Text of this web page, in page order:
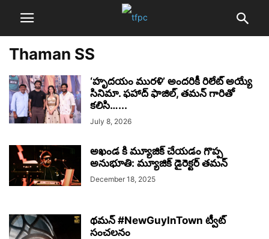
Thaman SS
‘హృదయం మురళి’ అందరికీ రిలేట్ అయ్యే
సినిమా. ఫహాద్ ఫాజిల్, తమన్ గారితో
కలిసి…...
July 8, 2026
అఖండ కి మ్యూజిక్ చేయడం గొప్ప
అనుభూతి: మ్యూజిక్ డైరెక్టర్ తమన్
December 18, 2025
థమన్ #NewGuyInTown ట్వీట్
సంచలనం